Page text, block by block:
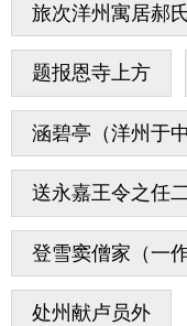
旅次洋州寓居郝
题报恩寺上方
涵碧亭（洋州于
送永嘉王令之任
登雪窦僧家（一
处州献卢员外